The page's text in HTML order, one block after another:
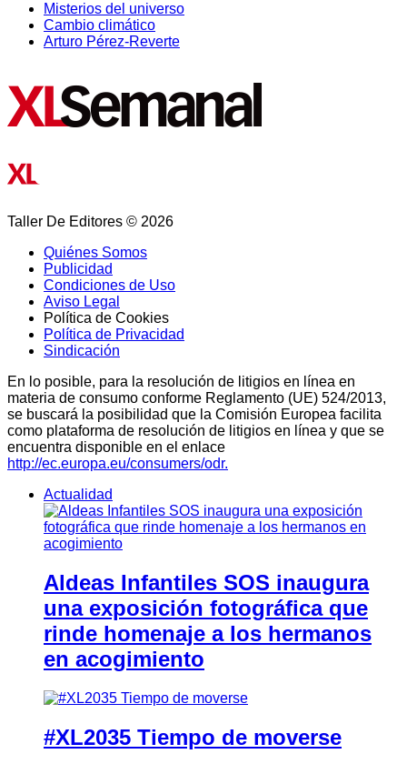
Misterios del universo
Cambio climático
Arturo Pérez-Reverte
Taller De Editores © 2026
Quiénes Somos
Publicidad
Condiciones de Uso
Aviso Legal
Política de Cookies
Política de Privacidad
Sindicación
En lo posible, para la resolución de litigios en línea en
materia de consumo conforme Reglamento (UE) 524/2013,
se buscará la posibilidad que la Comisión Europea facilita
como plataforma de resolución de litigios en línea y que se
encuentra disponible en el enlace
http://ec.europa.eu/consumers/odr.
Actualidad
Aldeas Infantiles SOS inaugura
una exposición fotográfica que
rinde homenaje a los hermanos
en acogimiento
#XL2035 Tiempo de moverse